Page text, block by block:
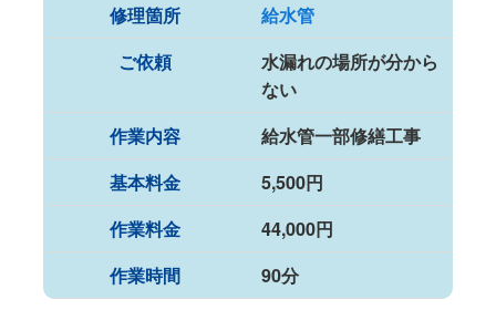
修理箇所
給水管
ご依頼
水漏れの場所が分から
ない
作業内容
給水管一部修繕工事
基本料金
5,500円
作業料金
44,000円
作業時間
90分